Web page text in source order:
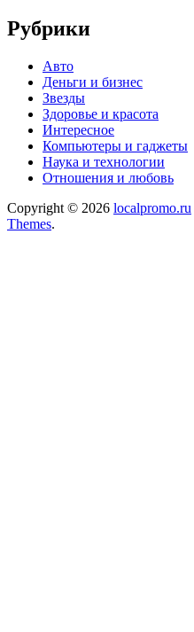
Рубрики
Авто
Деньги и бизнес
Звезды
Здоровье и красота
Интересное
Компьютеры и гаджеты
Наука и технологии
Отношения и любовь
Copyright © 2026 localpromo.ru
Themes.